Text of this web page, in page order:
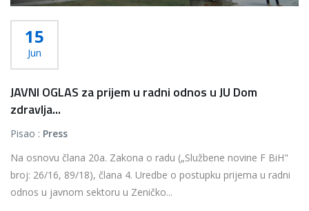
15
Jun
JAVNI OGLAS za prijem u radni odnos u JU Dom
zdravlja...
Pisao : Press
Na osnovu člana 20a. Zakona o radu („Službene novine F BiH"
broj: 26/16, 89/18), člana 4. Uredbe o postupku prijema u radni
odnos u javnom sektoru u Zeničko...